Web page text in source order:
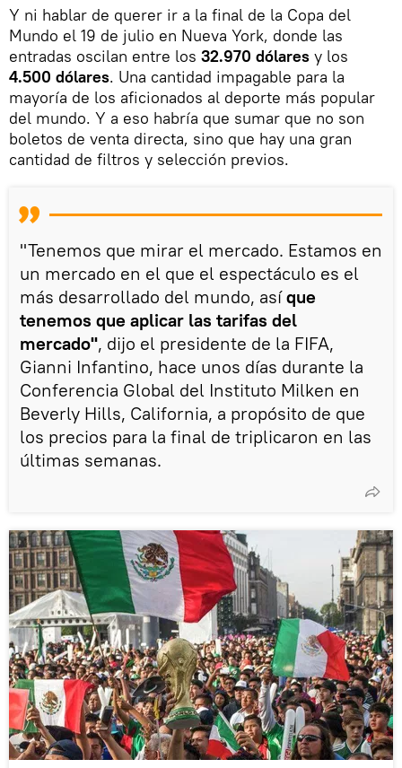
Y ni hablar de querer ir a la final de la Copa del
Mundo el 19 de julio en Nueva York, donde las
entradas oscilan entre los 32.970 dólares y los
4.500 dólares. Una cantidad impagable para la
mayoría de los aficionados al deporte más popular
del mundo. Y a eso habría que sumar que no son
boletos de venta directa, sino que hay una gran
cantidad de filtros y selección previos.
"Tenemos que mirar el mercado. Estamos en
un mercado en el que el espectáculo es el
más desarrollado del mundo, asíque
tenemos que aplicar las tarifas del
mercado", dijo el presidente de la FIFA,
Gianni Infantino, hace unos días durante la
Conferencia Global del Instituto Milken en
Beverly Hills, California, a propósito de que
los precios para la final de triplicaron en las
últimas semanas.